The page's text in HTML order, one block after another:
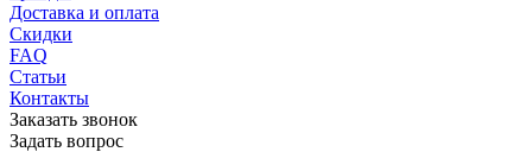
Доставка и оплата
Скидки
FAQ
Статьи
Контакты
Заказать звонок
Задать вопрос